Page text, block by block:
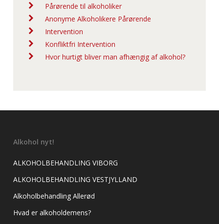
Pårørende til alkoholiker
Anonyme Alkoholikere Pårørende
Intervention
Konfliktfri Intervention
Hvor hurtigt bliver man afhængig af alkohol?
Alkohol nyt!
ALKOHOLBEHANDLING VIBORG
ALKOHOLBEHANDLING VESTJYLLAND
Alkoholbehandling Allerød
Hvad er alkoholdemens?